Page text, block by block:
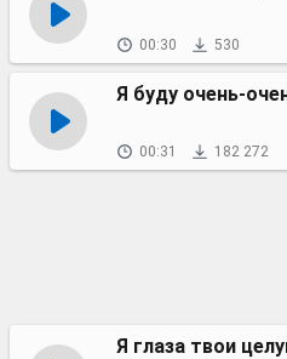
00:30 530
Я буду очень-
00:31 182 272
Я глаза твои